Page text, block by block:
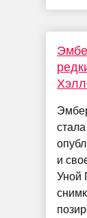
и
Уной